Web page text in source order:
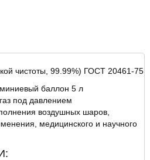
чистоты, 99.99%) ГОСТ 20461-75
баллон 5 л
под давлением
воздушных шаров,
медицинского и научного